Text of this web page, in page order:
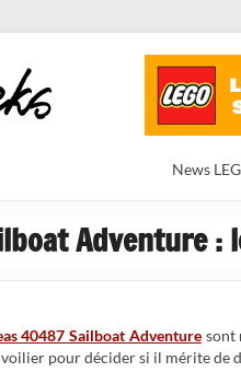
News
Adventure
40487 Sailboat Adventuresont
pour décider si il mérite de